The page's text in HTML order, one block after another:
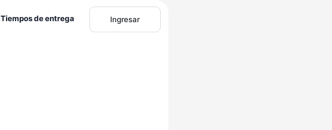
Tiempos de entrega Ingresar